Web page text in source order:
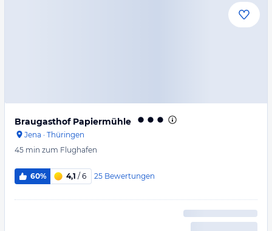
Braugasthof Papiermühle
Jena · Thüringen
45 min zum Flughafen
60% 4,1 / 6 25 Bewertungen